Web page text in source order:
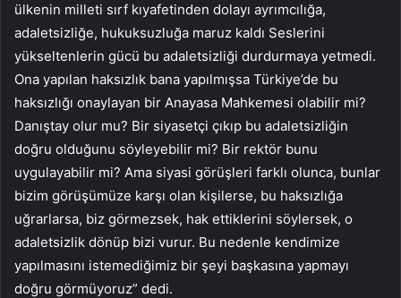
ülkenin milleti sırf kıyafetinden dolayı ayrımcılığa,
adaletsizliğe, hukuksuzluğa maruz kaldı Seslerini
yükseltenlerin gücü bu adaletsizliği durdurmaya yetmedi.
Ona yapılan haksızlık bana yapılmışsa Türkiye’de bu
haksızlığı onaylayan bir Anayasa Mahkemesi olabilir mi?
Danıştay olur mu? Bir siyasetçi çıkıp bu adaletsizliğin
doğru olduğunu söyleyebilir mi? Bir rektör bunu
uygulayabilir mi? Ama siyasi görüşleri farklı olunca, bunlar
bizim görüşümüze karşı olan kişilerse, bu haksızlığa
uğrarlarsa, biz görmezsek, hak ettiklerini söylersek, o
adaletsizlik dönüp bizi vurur. Bu nedenle kendimize
yapılmasını istemediğimiz bir şeyi başkasına yapmayı
doğru görmüyoruz” dedi.